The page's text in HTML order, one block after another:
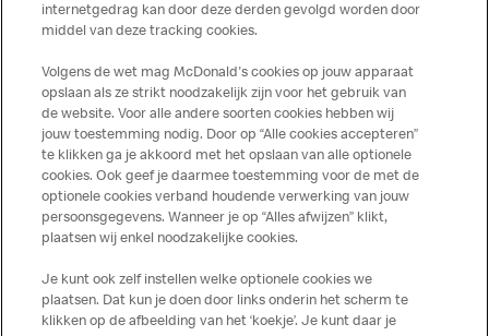
toepassing op de in Nederland verkochte producten. Voor
meer informatie over voedingswaarden en allergenen kijk
op de McDonald's website of in de McDonald’s App.
Publicatiefouten voorbehouden.
Over ons
Services
Contact
internetgedrag kan door deze derden gevolgd worden door
middel van deze tracking cookies.
Volgens de wet mag McDonald's cookies op jouw apparaat
opslaan als ze strikt noodzakelijk zijn voor het gebruik van
de website. Voor alle andere soorten cookies hebben wij
jouw toestemming nodig. Door op “Alle cookies accepteren”
te klikken ga je akkoord met het opslaan van alle optionele
cookies. Ook geef je daarmee toestemming voor de met de
optionele cookies verband houdende verwerking van jouw
persoonsgegevens. Wanneer je op “Alles afwijzen” klikt,
plaatsen wij enkel noodzakelijke cookies.
Je kunt ook zelf instellen welke optionele cookies we
plaatsen. Dat kun je doen door links onderin het scherm te
klikken op de afbeelding van het ‘koekje’. Je kunt daar je